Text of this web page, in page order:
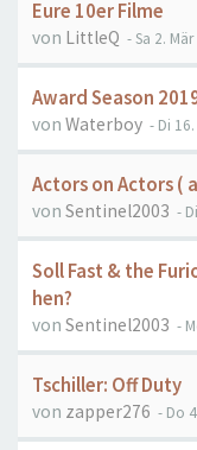
Eure 10er Filme
von LittleQ - Sa 2.
Award Season
von Waterboy - Di
Actors on Actors (
von Sentinel2003 -
Soll Fast & the
hen?
von Sentinel2003 -
Tschiller: Off Duty
von zapper276 - Do